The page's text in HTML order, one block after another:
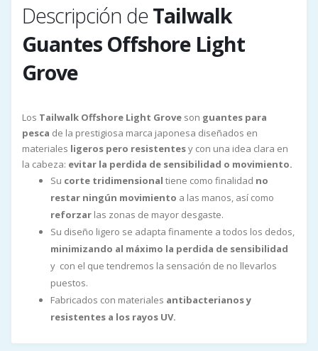
Descripción deTailwalk
Guantes Offshore Light
Grove
Los Tailwalk Offshore Light Grove son guantes para
pesca de la prestigiosa marca japonesa diseñados en
materiales ligeros pero resistentesy con una idea clara en
la cabeza: evitar la perdida de sensibilidad o movimiento.
Su corte tridimensional tiene como finalidad no
restar ningún movimiento a las manos, así como
reforzar las zonas de mayor desgaste.
Su diseño ligero se adapta finamente a todos los dedos,
minimizando al máximo la perdida de sensibilidad
y con el que tendremos la sensación de no llevarlos
puestos.
Fabricados con materiales antibacterianos y
resistentes a los rayos UV.